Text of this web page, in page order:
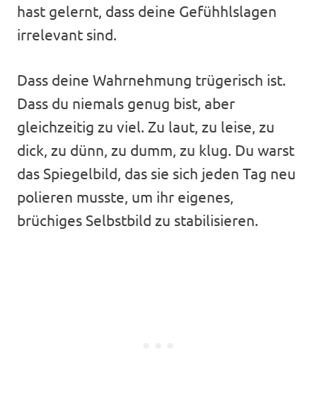
hast gelernt, dass deine Gefühhlslagen
irrelevant sind.
Dass deine Wahrnehmung trügerisch ist.
Dass du niemals genug bist, aber
gleichzeitig zu viel. Zu laut, zu leise, zu
dick, zu dünn, zu dumm, zu klug. Du warst
das Spiegelbild, das sie sich jeden Tag neu
polieren musste, um ihr eigenes,
brüchiges Selbstbild zu stabilisieren.